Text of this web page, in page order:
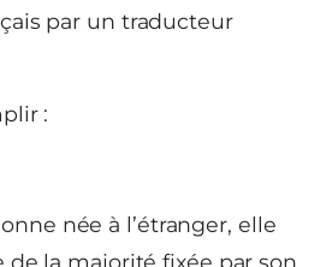
par un traducteur
:
née à l’étranger, elle
de la majorité fixée par son